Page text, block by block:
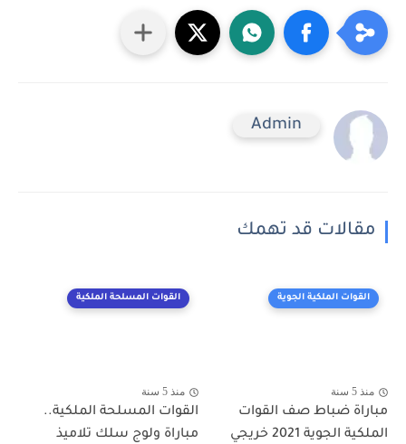
Admin
مقالات قد تهمك
القوات الملكية الجوية
منذ 5 سنة
مباراة ضباط صف القوات
الملكية الجوية 2021 خريجي
القوات المسلحة الملكية
منذ 5 سنة
القوات المسلحة الملكية..
مباراة ولوج سلك تلاميذ